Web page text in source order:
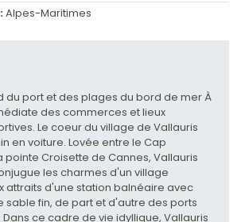
Alpes-Maritimes
du port et des plages du bord de mer À
des commerces et lieux
Le coeur du village de Vallauris
en voiture. Lovée entre le Cap
pointe Croisette de Cannes, Vallauris
les charmes d'un village
attraits d'une station balnéaire avec
sable fin, de part et d'autre des ports
ce cadre de vie idyllique, Vallauris